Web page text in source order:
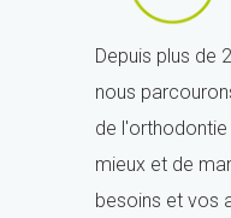
Depuis plus de
nous
de
mieux et de
besoins et vos